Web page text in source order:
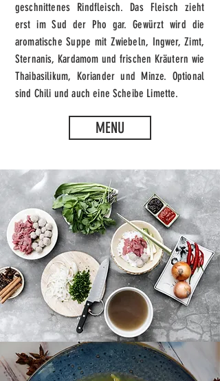
geschnittenes Rindfleisch. Das Fleisch zieht
erst im Sud der Pho gar. Gewürzt wird die
aromatische Suppe mit Zwiebeln, Ingwer, Zimt,
Sternanis, Kardamom und frischen Kräutern wie
Thaibasilikum, Koriander und Minze. Optional
sind Chili und auch eine Scheibe Limette.
MENU